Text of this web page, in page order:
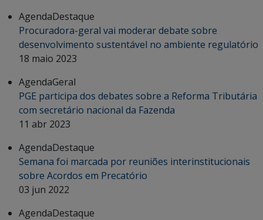
AgendaDestaque
Procuradora-geral vai moderar debate sobre
desenvolvimento sustentável no ambiente regulatório
18 maio 2023
AgendaGeral
PGE participa dos debates sobre a Reforma Tributária
com secretário nacional da Fazenda
11 abr 2023
AgendaDestaque
Semana foi marcada por reuniões interinstitucionais
sobre Acordos em Precatório
03 jun 2022
AgendaDestaque